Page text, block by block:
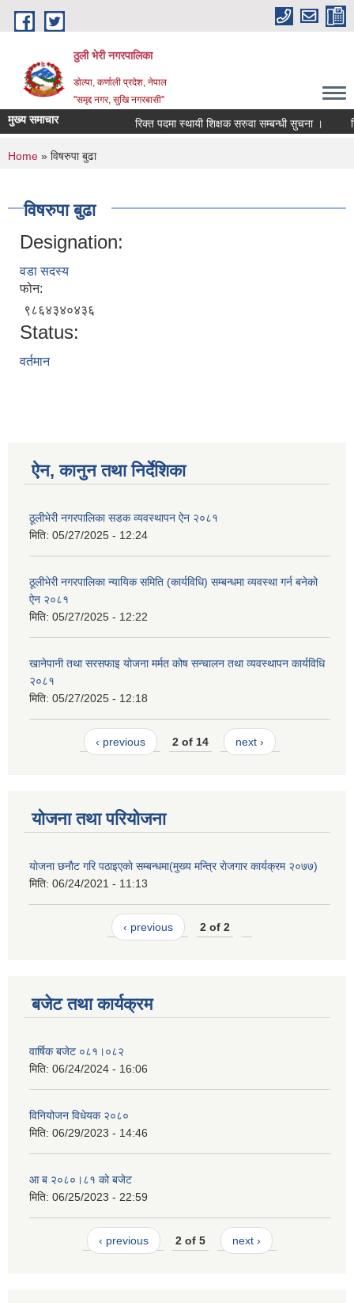
Skip to main content
ठुली भेरी नगरपालिका
डाेल्पा, कर्णाली प्रदेश, नेपाल
''समृद्द नगर, सुखि नगरबासी''
मुख्य समाचार रिक्त पदमा स्थायी शिक्षक सरुवा सम्बन्धी सुचना ।
You are here
Home » विषरुपा बुढा
विषरुपा बुढा
Designation:
वडा सदस्य
फोन:
९८६४३४०४३६
Status:
वर्तमान
ऐन, कानुन तथा निर्देशिका
ठूलीभेरी नगरपालिका सडक व्यवस्थापन ऐन २०८१
मिति: 05/27/2025 - 12:24
ठूलीभेरी नगरपालिका न्यायिक समिति (कार्यविधि) सम्बन्धमा व्यवस्था गर्न बनेको
ऐन २०८१
मिति: 05/27/2025 - 12:22
खानेपानी तथा सरसफाइ योजना मर्मत कोष सन्चालन तथा व्यवस्थापन कार्यविधि
२०८१
मिति: 05/27/2025 - 12:18
‹ previous 2 of 14 next ›
योजना तथा परियोजना
याेजना छनाैट गरि पठाइएकाे सम्बन्धमा(मुख्य मन्त्रि राेजगार कार्यक्रम २०७७)
मिति: 06/24/2021 - 11:13
‹ previous 2 of 2
बजेट तथा कार्यक्रम
वार्षिक बजेट ०८१।०८२
मिति: 06/24/2024 - 16:06
विनियोजन विधेयक २०८०
मिति: 06/29/2023 - 14:46
आ ब २०८०।८१ को बजेट
मिति: 06/25/2023 - 22:59
‹ previous 2 of 5 next ›